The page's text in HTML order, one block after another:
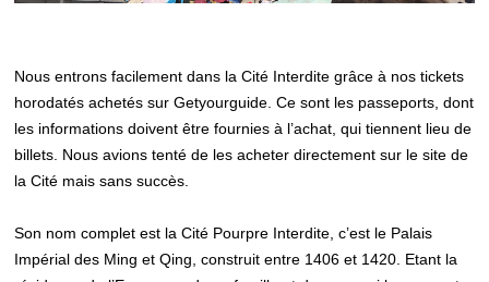
Nous entrons facilement dans la Cité Interdite grâce à nos tickets
horodatés achetés sur Getyourguide. Ce sont les passeports, dont
les informations doivent être fournies à l’achat, qui tiennent lieu de
billets. Nous avions tenté de les acheter directement sur le site de
la Cité mais sans succès.
Son nom complet est la Cité Pourpre Interdite, c’est le Palais
Impérial des Ming et Qing, construit entre 1406 et 1420. Etant la